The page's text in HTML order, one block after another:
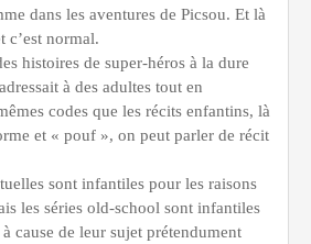
dans les aventures de Picsou. Et là
c’est normal.
histoires de super-héros à la dure
à des adultes tout en
codes que les récits enfantins, là
et « pouf », on peut parler de récit
sont infantiles pour les raisons
les séries old-school sont infantiles
cause de leur sujet prétendument